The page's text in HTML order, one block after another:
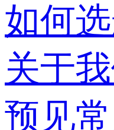
如何
关于
预见